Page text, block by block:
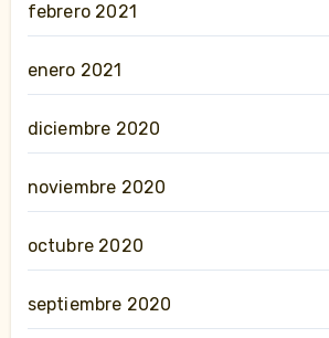
febrero 2021
enero 2021
diciembre 2020
noviembre 2020
octubre 2020
septiembre 2020